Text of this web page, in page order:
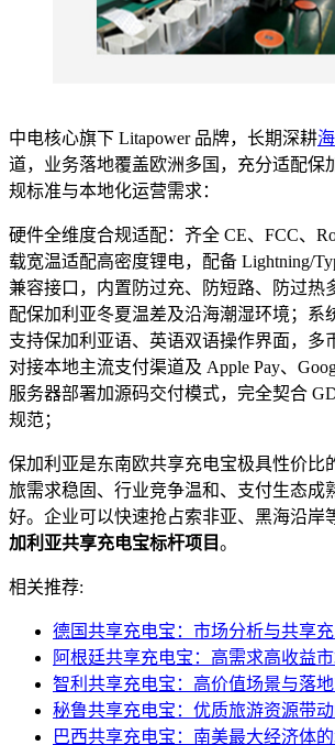
中电核心旗下 Litapower 品牌，长期深耕
道，业务落地覆盖欧洲多国，充分适配保
规标准与本地化运营需求：
硬件全维度合规适配：齐全 CE、FCC、
载宽温适配高密度锂电，配备 Lightning/
兼容接口，内置防过充、防短路、防过热
配保加利亚冬夏温差及沿海潮湿环境；系
支持保加利亚语、英语双语操作界面，多
对接本地主流支付渠道及 Apple Pay、
服务器部署加源码交付模式，完全契合
规范；
保加利亚是东南欧共享充电宝极具性价比
旅需求稳固、行业竞争温和、支付生态成
好。企业可以快速抢占索非亚、黑海沿岸
加利亚共享充电宝标杆项目。
相关推荐:
德国共享充电宝：市场分析与共享
阿根廷共享充电宝：高需求高收益
智利共享充电宝：高价值场景与落
秘鲁共享充电宝：优质旅游资源带
巴西共享充电宝：南美最大经济体